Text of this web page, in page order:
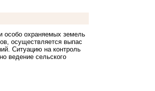
особо охраняемых земель
осуществляется выпас
Ситуацию на контроль
ведение сельского